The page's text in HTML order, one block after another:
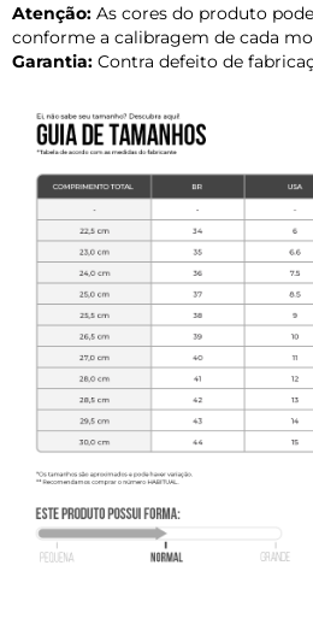
Atenção: As cores do produto
conforme a calibragem de cada
Garantia: Contra defeito de